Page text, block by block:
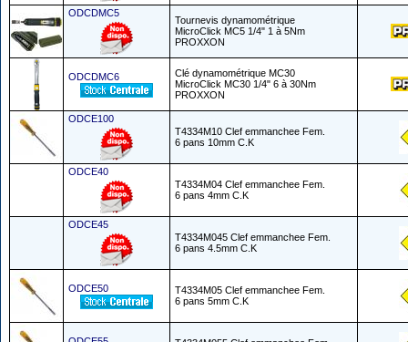
ODCDMC5
Tournevis dynamométrique
MicroClick MC5 1/4" 1 à 5Nm
PROXXON
ODCDMC6
Clé dynamométrique MC30
MicroClick MC30 1/4" 6 à 30Nm
PROXXON
ODCE100
T4334M10 Clef emmanchee Fem.
6 pans 10mm C.K
ODCE40
T4334M04 Clef emmanchee Fem.
6 pans 4mm C.K
ODCE45
T4334M045 Clef emmanchee Fem.
6 pans 4.5mm C.K
ODCE50
T4334M05 Clef emmanchee Fem.
6 pans 5mm C.K